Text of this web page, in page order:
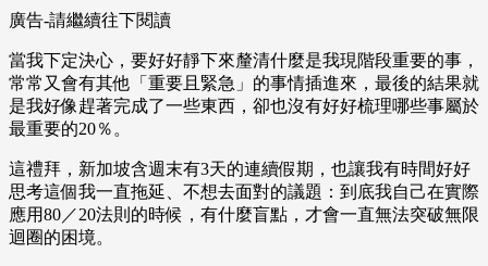
廣告-請繼續往下閱讀
當我下定決心，要好好靜下來釐清什麼是我現階段重要的事，
常常又會有其他「重要且緊急」的事情插進來，最後的結果就
是我好像趕著完成了一些東西，卻也沒有好好梳理哪些事屬於
最重要的20％。
這禮拜，新加坡含週末有3天的連續假期，也讓我有時間好好
思考這個我一直拖延、不想去面對的議題：到底我自己在實際
應用80／20法則的時候，有什麼盲點，才會一直無法突破無限
迴圈的困境。